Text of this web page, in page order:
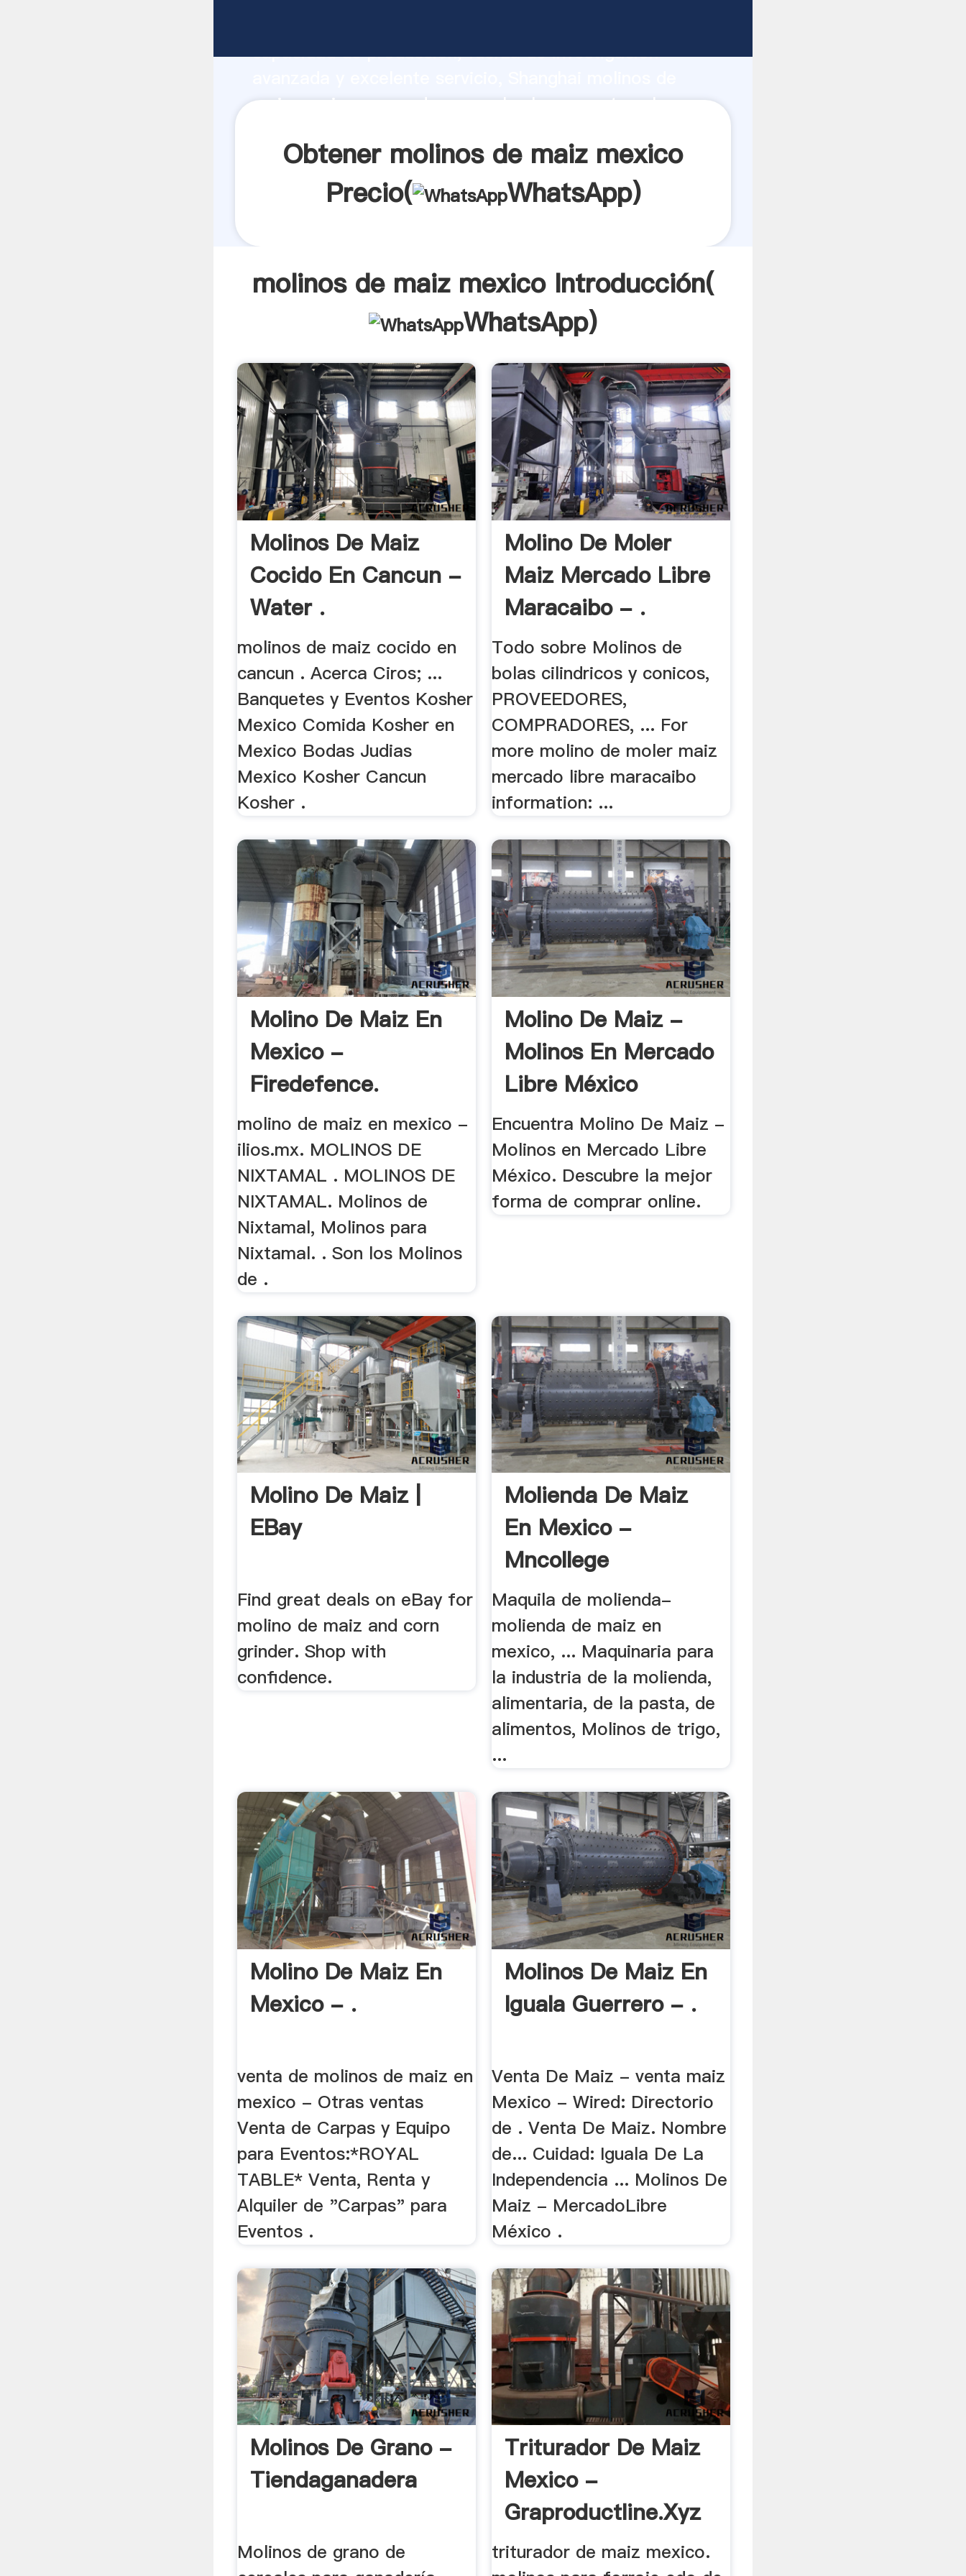
capacidad de producción, fuerza de investigación
maiz mexico proveedor crea el valor y aporta valores a
Obtener molinos de maiz mexico
Precio(
WhatsApp)
molinos de maiz mexico Introducción(
WhatsApp)
Molinos De Maiz
Cocido En Cancun -
Water .
molinos de maiz cocido en
cancun . Acerca Ciros; ...
Banquetes y Eventos Kosher
Mexico Comida Kosher en
Mexico Bodas Judias
Mexico Kosher Cancun
Kosher .
Molino De Moler
Maiz Mercado Libre
Maracaibo - .
Todo sobre Molinos de
bolas cilindricos y conicos,
PROVEEDORES,
COMPRADORES, ... For
more molino de moler maiz
mercado libre maracaibo
information: ...
Molino De Maiz En
Mexico -
Firedefence.
molino de maiz en mexico -
ilios.mx. MOLINOS DE
NIXTAMAL . MOLINOS DE
NIXTAMAL. Molinos de
Nixtamal, Molinos para
Nixtamal. . Son los Molinos
de .
Molino De Maiz -
Molinos En Mercado
Libre México
Encuentra Molino De Maiz -
Molinos en Mercado Libre
México. Descubre la mejor
forma de comprar online.
Molino De Maiz |
EBay
Find great deals on eBay for
molino de maiz and corn
grinder. Shop with
confidence.
Molienda De Maiz
En Mexico -
Mncollege
Maquila de molienda-
molienda de maiz en
mexico, ... Maquinaria para
la industria de la molienda,
alimentaria, de la pasta, de
alimentos, Molinos de trigo,
...
Molino De Maiz En
Mexico - .
venta de molinos de maiz en
mexico - Otras ventas
Venta de Carpas y Equipo
para Eventos:*ROYAL
TABLE* Venta, Renta y
Alquiler de "Carpas" para
Eventos .
Molinos De Maiz En
Iguala Guerrero - .
Venta De Maiz - venta maiz
Mexico - Wired: Directorio
de . Venta De Maiz. Nombre
de... Cuidad: Iguala De La
Independencia ... Molinos De
Maiz - MercadoLibre
México .
Molinos De Grano -
Tiendaganadera
Molinos de grano de
Triturador De Maiz
Mexico -
Graproductline.xyz
triturador de maiz mexico.